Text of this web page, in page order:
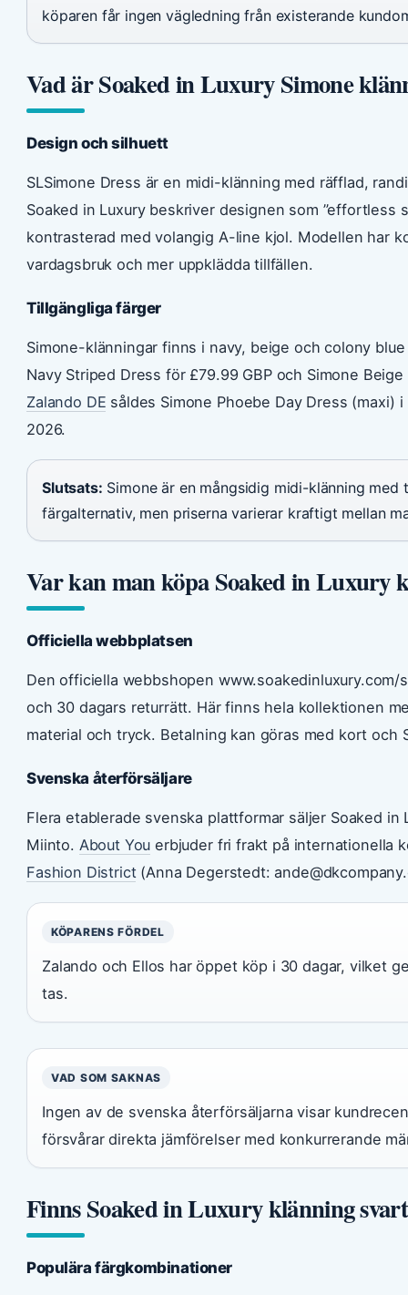
köparen får ingen vägledning från existerande
Vad är Soaked in Luxury Simone
Design och silhuett
SLSimone Dress är en midi-klänning med räfflad,
Soaked in Luxury beskriver designen som ”effortless
kontrasterad med volangig A-line kjol. Modellen har
vardagsbruk och mer uppklädda tillfällen.
Tillgängliga färger
Simone-klänningar finns i navy, beige och colony
Navy Striped Dress för £79.99 GBP och Simone
Zalando DE såldes Simone Phoebe Day Dress (maxi)
2026.
Slutsats: Simone är en mångsidig midi-klänning
färgalternativ, men priserna varierar kraftigt mellan
Var kan man köpa Soaked in Luxury
Officiella webbplatsen
Den officiella webbshopen
och 30 dagars returrätt. Här finns hela kollektionen
material och tryck. Betalning kan göras med kort och
Svenska återförsäljare
Flera etablerade svenska plattformar säljer Soaked in
Miinto. About You erbjuder fri frakt på internationella
Fashion District (Anna Degerstedt:
KÖPARENS FÖRDEL
Zalando och Ellos har öppet köp i 30 dagar, vilket
tas.
VAD SOM SAKNAS
Ingen av de svenska återförsäljarna visar
försvårar direkta jämförelser med konkurrerande
Finns Soaked in Luxury klänning
Populära färgkombinationer